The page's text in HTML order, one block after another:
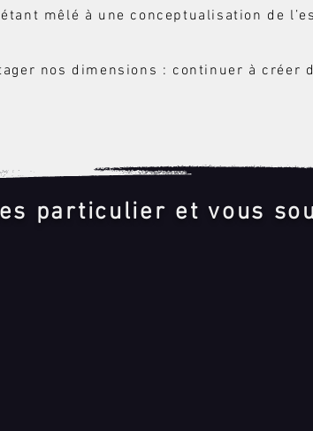
mêlé à une conceptualisation de
nos dimensions : continuer à créer
particulier et vous